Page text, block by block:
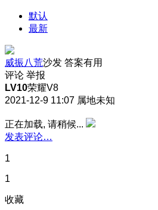
默认
最新
威振八荒沙发 答案有用
评论 举报
LV10荣耀V8
2021-12-9 11:07 属地未知
正在加载, 请稍候...
发表评论…
1
1
收藏